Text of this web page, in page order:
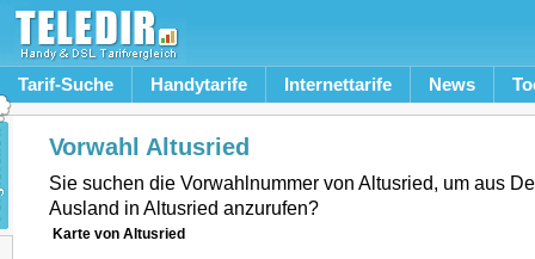
Tarif-Suche Handytarife Internettarife News
Vorwahl Altusried
Sie suchen die Vorwahlnummer von Altusried, um aus
Ausland in Altusried anzurufen?
Karte von Altusried